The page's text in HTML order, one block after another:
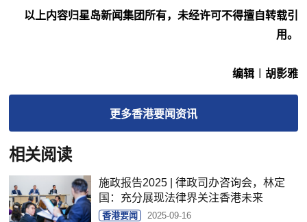
以上内容归星岛新闻集团所有，未经许可不得擅自转载引
用。
编辑︱胡影雅
更多香港要闻资讯
相关阅读
施政报告2025 | 律政司办咨询会，林定
国：充分展现法律界关注香港未来
香港要闻 2025-09-16